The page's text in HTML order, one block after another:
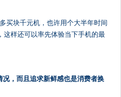
买块千元机，也许用个大半年时间
这样还可以率先体验当下手机的最
，而且追求新鲜感也是消费者换